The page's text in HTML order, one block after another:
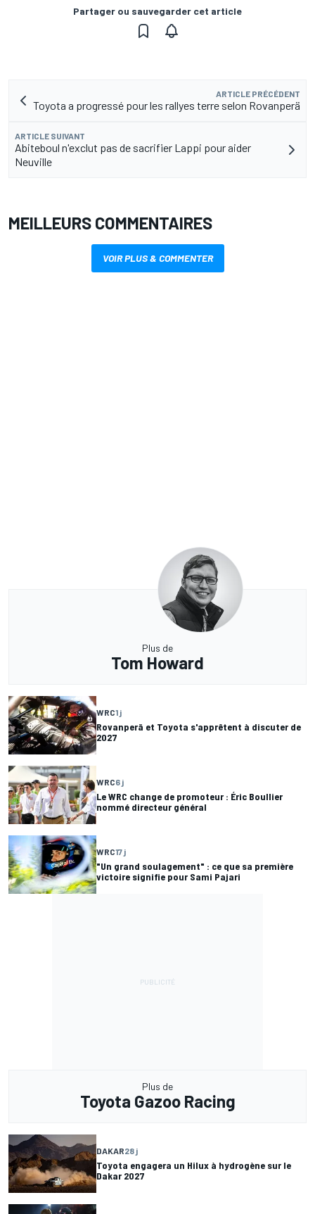
Partager ou sauvegarder cet article
ARTICLE PRÉCÉDENT
Toyota a progressé pour les rallyes terre selon Rovanperä
ARTICLE SUIVANT
Abiteboul n'exclut pas de sacrifier Lappi pour aider
Neuville
MEILLEURS COMMENTAIRES
VOIR PLUS & COMMENTER
Plus de
Tom Howard
WRC1 j
Rovanperä et Toyota s'apprêtent à discuter de
2027
WRC6 j
Le WRC change de promoteur : Éric Boullier
nommé directeur général
WRC17 j
"Un grand soulagement" : ce que sa première
victoire signifie pour Sami Pajari
Plus de
Toyota Gazoo Racing
DAKAR28 j
Toyota engagera un Hilux à hydrogène sur le
Dakar 2027